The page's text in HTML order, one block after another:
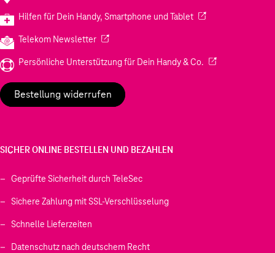
Hilfen für Dein Handy, Smartphone und Tablet(Wird in einem
Telekom Newsletter(Wird in einem neuen Tab geöffnet)
Persönliche Unterstützung für Dein Handy & Co. (Wird in einem
Bestellung widerrufen
SICHER ONLINE BESTELLEN UND BEZAHLEN
Geprüfte Sicherheit durch TeleSec
Sichere Zahlung mit SSL-Verschlüsselung
Schnelle Lieferzeiten
Datenschutz nach deutschem Recht